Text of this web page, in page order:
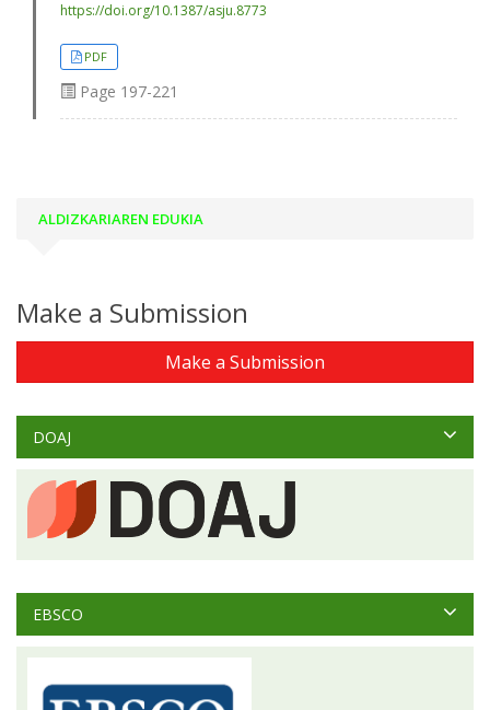
https://doi.org/10.1387/asju.8773
PDF
Page 197-221
ALDIZKARIAREN EDUKIA
Make a Submission
Make a Submission
DOAJ
EBSCO